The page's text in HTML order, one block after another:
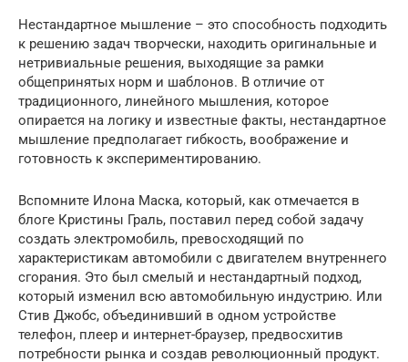
Нестандартное мышление – это способность подходить
к решению задач творчески, находить оригинальные и
нетривиальные решения, выходящие за рамки
общепринятых норм и шаблонов. В отличие от
традиционного, линейного мышления, которое
опирается на логику и известные факты, нестандартное
мышление предполагает гибкость, воображение и
готовность к экспериментированию.
Вспомните Илона Маска, который, как отмечается в
блоге Кристины Граль, поставил перед собой задачу
создать электромобиль, превосходящий по
характеристикам автомобили с двигателем внутреннего
сгорания. Это был смелый и нестандартный подход,
который изменил всю автомобильную индустрию. Или
Стив Джобс, объединивший в одном устройстве
телефон, плеер и интернет-браузер, предвосхитив
потребности рынка и создав революционный продукт.